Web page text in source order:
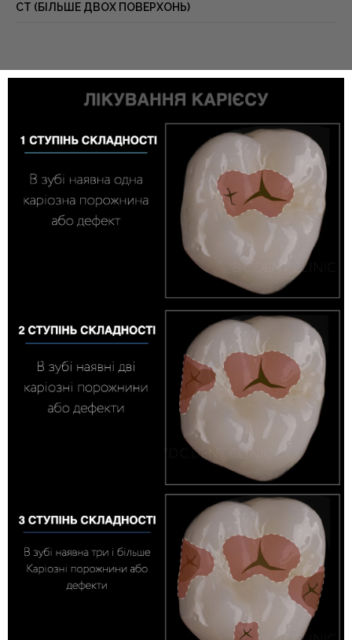
СТ (БІЛЬШЕ ДВОХ ПОВЕРХОНЬ)